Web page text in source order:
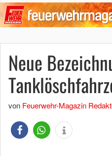
Neue
von Feuerwehr-Magazin